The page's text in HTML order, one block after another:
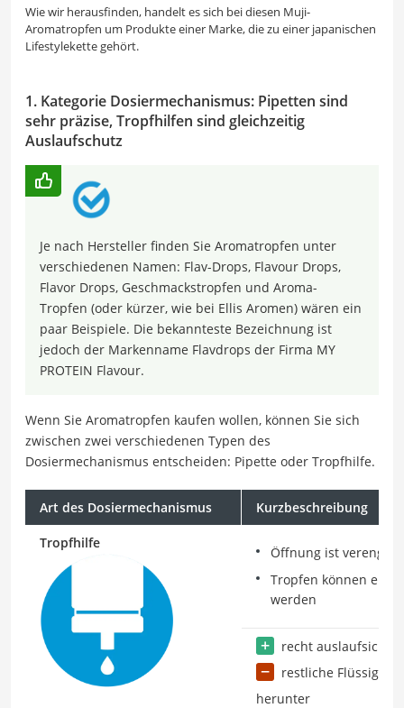
Wie wir herausfinden, handelt es sich bei diesen Muji-
Aromatropfen um Produkte einer Marke, die zu einer japanischen
Lifestylekette gehört.
1. Kategorie Dosiermechanismus: Pipetten sind
sehr präzise, Tropfhilfen sind gleichzeitig
Auslaufschutz
Je nach Hersteller finden Sie Aromatropfen unter
verschiedenen Namen: Flav-Drops, Flavour Drops,
Flavor Drops, Geschmackstropfen und Aroma-
Tropfen (oder kürzer, wie bei Ellis Aromen) wären ein
paar Beispiele. Die bekannteste Bezeichnung ist
jedoch der Markenname Flavdrops der Firma MY
PROTEIN Flavour.
Wenn Sie Aromatropfen kaufen wollen, können Sie sich
zwischen zwei verschiedenen Typen des
Dosiermechanismus entscheiden: Pipette oder Tropfhilfe.
Art des Dosiermechanismus Kurzbeschreibung
Tropfhilfe
Öffnung ist verengt
Tropfen können
werden
recht auslaufsicher
restliche
herunter